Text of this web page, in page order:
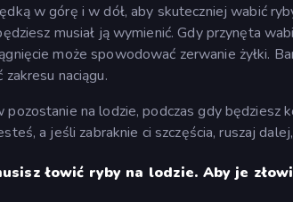
w górę i w dół, aby skuteczniej wabić
musiał ją wymienić. Gdy przynęta
może spowodować zerwanie żyłki.
zakresu naciągu.
pozostanie na lodzie, podczas gdy
a jeśli zabraknie ci szczęścia, ruszaj
łowić ryby na lodzie. Aby je